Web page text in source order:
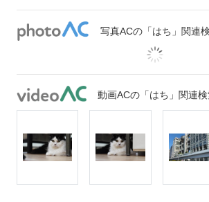
写真ACの「はち」関連
動画ACの「はち」関連